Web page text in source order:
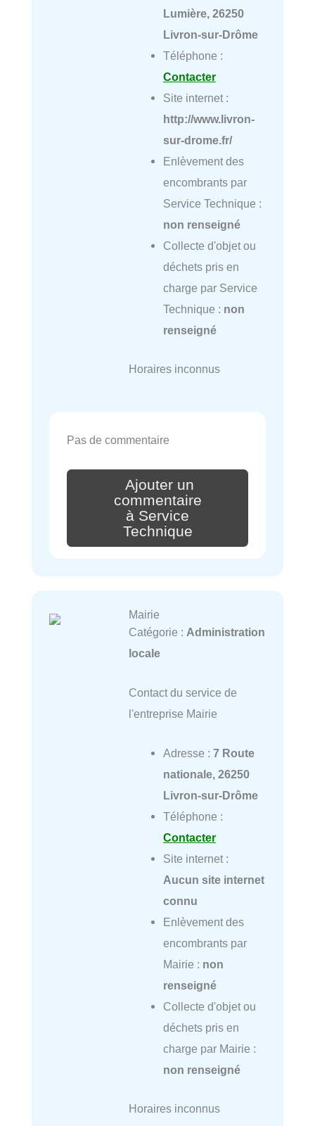
Lumière, 26250
Livron-sur-Drôme
Téléphone :
Contacter
Site internet :
http://www.livron-
sur-drome.fr/
Enlèvement des
encombrants par
Service Technique :
non renseigné
Collecte d'objet ou
déchets pris en
charge par Service
Technique : non
renseigné
Horaires inconnus
Pas de commentaire
Ajouter un
commentaire
à Service
Technique
Mairie
Catégorie : Administration
locale
Contact du service de
l'entreprise Mairie
Adresse : 7 Route
nationale, 26250
Livron-sur-Drôme
Téléphone :
Contacter
Site internet :
Aucun site internet
connu
Enlèvement des
encombrants par
Mairie : non
renseigné
Collecte d'objet ou
déchets pris en
charge par Mairie :
non renseigné
Horaires inconnus